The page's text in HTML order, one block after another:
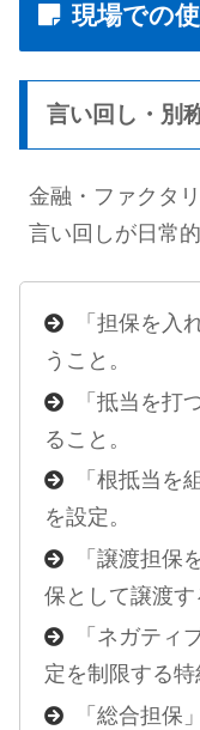
現場での
言い回し・別
金融・ファクタ
言い回しが日常
「担保を入
うこと。
「抵当を打
ること。
「根抵当を
を設定。
「譲渡担保
保として譲渡す
「ネガティ
定を制限する特
「総合担保